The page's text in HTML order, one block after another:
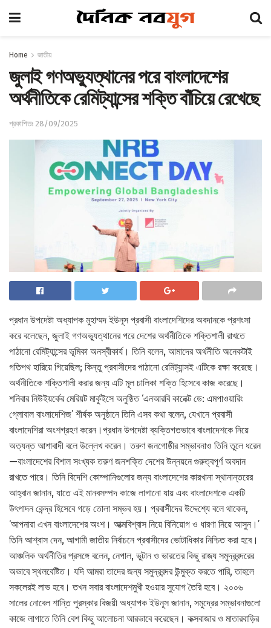
Home জাতীয়
জুলাই গণঅভ্যুত্থানের পরে বাংলাদেশের
অর্থনীতিকে রেমিট্যান্সের শক্তি বাঁচিয়ে রেখেছে
প্রকাশিতঃ 28/09/2025
প্রধান উপদেষ্টা অধ্যাপক মুহাম্মদ ইউনূস প্রবাসী বাংলাদেশিদের অবদানকে প্রশংসা
করে বলেছেন, জুলাই গণঅভ্যুত্থানের পরে দেশের অর্থনীতিকে শক্তিশালী রাখতে
পাঠানো রেমিট্যান্সের ভূমিকা অনস্বীকার্য। তিনি বলেন, আমাদের অর্থনীতি অনেকটাই
গতিপথ হারিয়ে গিয়েছিল; কিন্তু প্রবাসীদের পাঠানো রেমিট্যান্সই এটিকে রক্ষা করেছে।
অর্থনীতিকে শক্তিশালী করার জন্য এটি মূল চালিকা শক্তি হিসেবে কাজ করেছে।
শনিবার নিউইয়র্কের মেরিয়ট মার্কুইসে অনুষ্ঠিত ‘এনআরবি কানেক্ট ডে: এমপাওয়ারিং
গ্লোবাল বাংলাদেশিজ’ শীর্ষক অনুষ্ঠানে তিনি এসব কথা বলেন, যেখানে প্রবাসী
বাংলাদেশিরা অংশগ্রহণ করেন।প্রধান উপদেষ্টা ব্যক্তিগতভাবে বাংলাদেশকে নিয়ে
অত্যন্ত আশাবাদী বলে উল্লেখ করেন। তরুণ জনগোষ্ঠীর সম্ভাবনাও তিনি তুলে ধরেন
—বাংলাদেশের বিশাল সংখ্যক তরুণ জনশক্তি দেশের উন্নয়নে গুরুত্বপূর্ণ অবদান
রাখতে পারে। তিনি বিদেশি কোম্পানিগুলোর জন্য বাংলাদেশের কারখানা স্থানান্তরের
আহ্বান জানান, যাতে এই মানবসম্পদ কাজে লাগানো যায় এবং বাংলাদেশকে একটি
উৎপাদন কেন্দ্র হিসেবে গড়ে তোলা সম্ভব হয়। প্রবাসীদের উদ্দেশ্যে বলে থাকেন,
‘আপনারা এখন বাংলাদেশের অংশ। আত্মবিশ্বাস নিয়ে বিনিয়োগ ও ধারণা নিয়ে আসুন।’
তিনি আশ্বাস দেন, আগামী জাতীয় নির্বাচনে প্রবাসীদের ভোটাধিকার নিশ্চিত করা হবে।
আঞ্চলিক অর্থনীতির প্রসঙ্গে বলেন, নেপাল, ভুটান ও ভারতের কিছু রাজ্য সমুদ্রবন্দরের
অভাবে স্থলবেষ্টিত। যদি আমরা তাদের জন্য সমুদ্রবন্দর উন্মুক্ত করতে পারি, তাহলে
সকলেরই লাভ হবে। তখন সবার বাংলাদেশমুখী হওয়ার সুযোগ তৈরি হবে। ২০০৬
সালের নোবেল শান্তি পুরস্কার বিজয়ী অধ্যাপক ইউনূস জানান, সমুদ্রের সম্ভাবনাগুলো
কাজে লাগাতে তিনি বেশ কিছু আলোচনা আরভাবে করেছেন। কক্সবাজার ও মাতারবাড়ির